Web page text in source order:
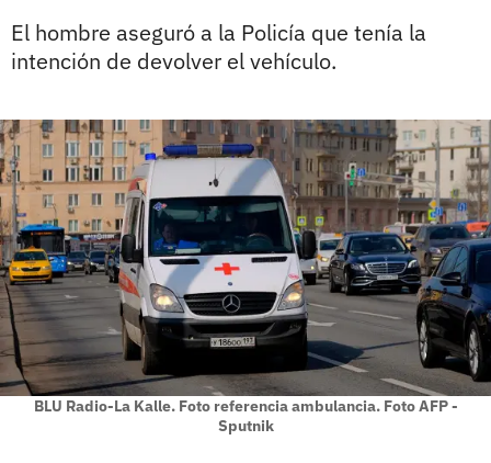
El hombre aseguró a la Policía que tenía la
intención de devolver el vehículo.
BLU Radio-La Kalle. Foto referencia ambulancia. Foto AFP -
Sputnik